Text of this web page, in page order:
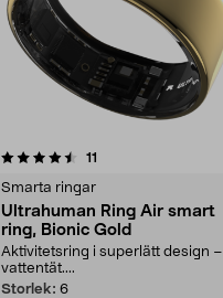
11
Smarta ringar
Ultrahuman Ring Air smart
ring, Bionic Gold
Aktivitetsring i superlätt design –
vattentät....
Storlek: 6
5.0 av 5 stjärnor